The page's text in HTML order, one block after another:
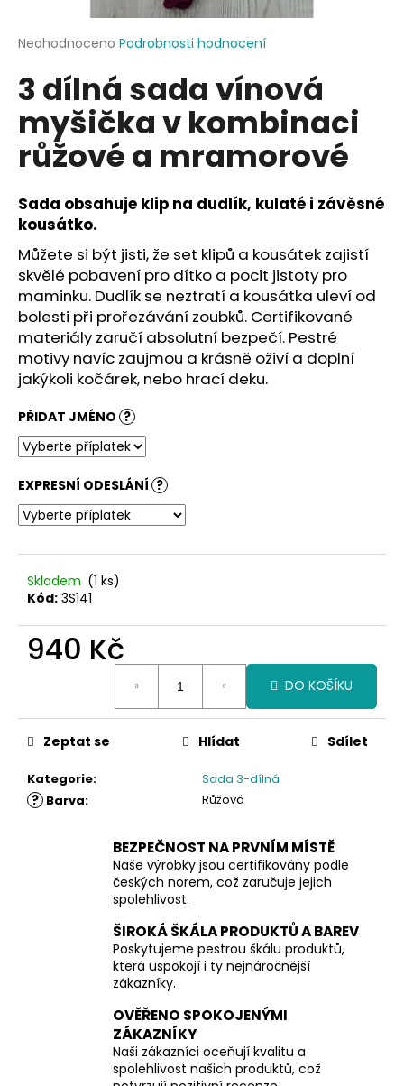
Průměrné
produktu
je
5
hvězdiček.
Neohodnoceno Podrobnosti hodnocení
3 dílná sada vínová
myšička v kombinaci
růžové a mramorové
Sada obsahuje klip na dudlík, kulaté i závěsné
kousátko.
Můžete si být jisti, že set klipů a kousátek zajistí
skvělé pobavení pro dítko a pocit jistoty pro
maminku. Dudlík se neztratí a kousátka uleví od
bolesti při prořezávání zoubků. Certifikované
materiály zaručí absolutní bezpečí. Pestré
motivy navíc zaujmou a krásně oživí a doplní
jakýkoli kočárek, nebo hrací deku.
PŘIDAT JMÉNO ?
EXPRESNÍ ODESLÁNÍ ?
Skladem (1 ks)
Kód: 3S141
940 Kč
DO KOŠÍKU
Kategorie: Sada 3-dílná
? Barva: Růžová
Zeptat se Hlídat Sdílet
BEZPEČNOST NA PRVNÍM MÍSTĚ
Naše výrobky jsou certifikovány podle
českých norem, což zaručuje jejich
spolehlivost.
ŠIROKÁ ŠKÁLA PRODUKTŮ A BAREV
Poskytujeme pestrou škálu produktů,
která uspokojí i ty nejnáročnější
zákazníky.
OVĚŘENO SPOKOJENÝMI
ZÁKAZNÍKY
Naši zákazníci oceňují kvalitu a
spolehlivost našich produktů, což
j
í
t
?
HLEDAT
D
o
p
o
r
u
č
u
j
m
e